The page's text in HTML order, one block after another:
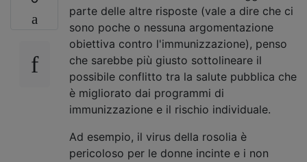
parte delle altre risposte (vale a dire che ci
sono poche o nessuna argomentazione
obiettiva contro l'immunizzazione), penso
che sarebbe più giusto sottolineare il
possibile conflitto tra la salute pubblica che
è migliorato dai programmi di
immunizzazione e il rischio individuale.
Ad esempio, il virus della rosolia è
pericoloso per le donne incinte e i non